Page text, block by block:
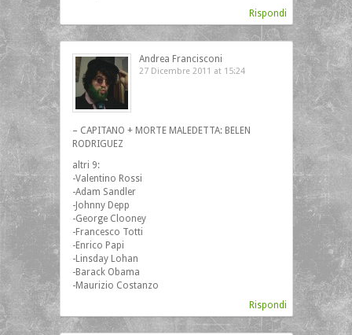
Rispondi
Andrea Francisconi
27 Dicembre 2011 at 15:24
– CAPITANO + MORTE MALEDETTA: BELEN
RODRIGUEZ
altri 9:
-Valentino Rossi
-Adam Sandler
-Johnny Depp
-George Clooney
-Francesco Totti
-Enrico Papi
-Linsday Lohan
-Barack Obama
-Maurizio Costanzo
Rispondi